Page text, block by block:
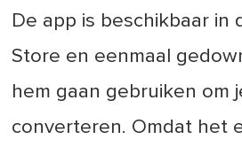
De app is beschikbaar in
Store en eenmaal
hem gaan gebruiken om
converteren. Omdat het